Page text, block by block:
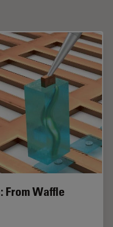
From Waffle